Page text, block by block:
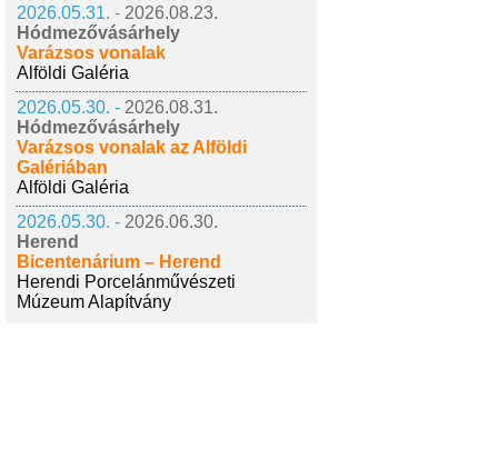
2026.05.31. - 2026.08.23.
Hódmezővásárhely
Varázsos vonalak
Alföldi Galéria
2026.05.30. - 2026.08.31.
Hódmezővásárhely
Varázsos vonalak az Alföldi
Galériában
Alföldi Galéria
2026.05.30. - 2026.06.30.
Herend
Bicentenárium – Herend
Herendi Porcelánművészeti
Múzeum Alapítvány